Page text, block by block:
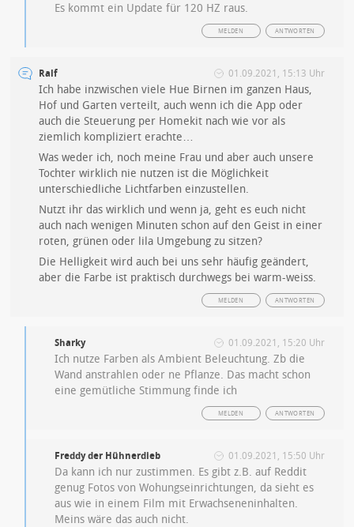
Es kommt ein Update für 120 HZ raus.
ANTWORTEN
MELDEN
Ralf 01.09.2021, 15:13 Uhr
Ich habe inzwischen viele Hue Birnen im ganzen Haus,
Hof und Garten verteilt, auch wenn ich die App oder
auch die Steuerung per Homekit nach wie vor als
ziemlich kompliziert erachte…
Was weder ich, noch meine Frau und aber auch unsere
Tochter wirklich nie nutzen ist die Möglichkeit
unterschiedliche Lichtfarben einzustellen.
Nutzt ihr das wirklich und wenn ja, geht es euch nicht
auch nach wenigen Minuten schon auf den Geist in einer
roten, grünen oder lila Umgebung zu sitzen?
Die Helligkeit wird auch bei uns sehr häufig geändert,
aber die Farbe ist praktisch durchwegs bei warm-weiss.
ANTWORTEN
MELDEN
Sharky 01.09.2021, 15:20 Uhr
Ich nutze Farben als Ambient Beleuchtung. Zb die
Wand anstrahlen oder ne Pflanze. Das macht schon
eine gemütliche Stimmung finde ich
ANTWORTEN
MELDEN
Freddy der Hühnerdieb 01.09.2021, 15:50 Uhr
Da kann ich nur zustimmen. Es gibt z.B. auf Reddit
genug Fotos von Wohungseinrichtungen, da sieht es
aus wie in einem Film mit Erwachseneninhalten.
Meins wäre das auch nicht.